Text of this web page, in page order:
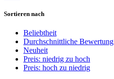
Sortieren nach
Beliebtheit
Durchschnittliche Bewertung
Neuheit
Preis: niedrig zu hoch
Preis: hoch zu niedrig